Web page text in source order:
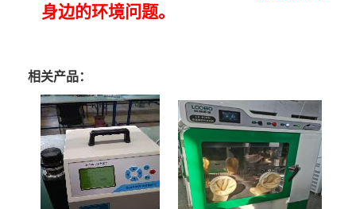
身边的环境问题。
相关产品：